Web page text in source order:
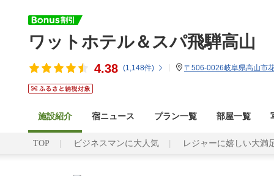
ワットホテル＆スパ飛騨高山
4.38 (1,148件) 〒506-0026岐阜県高山市
施設紹介 宿ニュース プラン一覧 部屋一覧
TOP ビジネスマンに大人気 レジャーに嬉しい大満